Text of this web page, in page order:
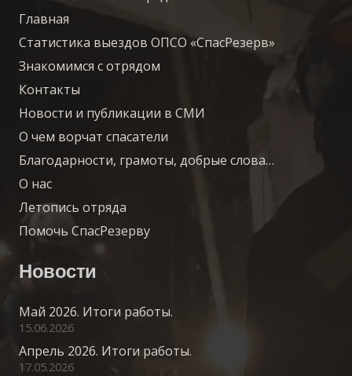
Главная
Статистика выездов ОПСО «СпасРезерв»
Знакомимся с отрядом
Контакты
Новости и публикации в СМИ
О чем ворчат спасатели
Благодарности, грамоты, добрые слова…
О нас
Летопись отряда
Помочь СпасРезерву
Новости
Май 2026. Итоги работы.
15.06.2026
Апрель 2026. Итоги работы.
17.05.2026